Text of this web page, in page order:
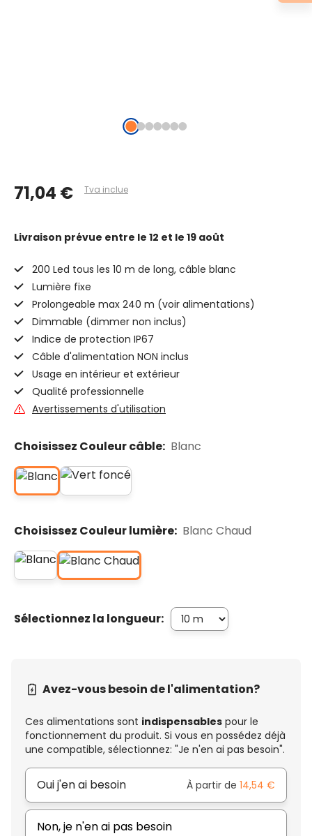
71,04 € Tva inclue
Livraison prévue entre le 12 et le 19 août
200 Led tous les 10 m de long, câble blanc
Lumière fixe
Prolongeable max 240 m (voir alimentations)
Dimmable (dimmer non inclus)
Indice de protection IP67
Câble d'alimentation NON inclus
Usage en intérieur et extérieur
Qualité professionnelle
Avertissements d'utilisation
Choisissez Couleur câble: Blanc
Choisissez Couleur lumière: Blanc Chaud
Sélectionnez la longueur:
Avez-vous besoin de l'alimentation?
Ces alimentations sont indispensables pour le
fonctionnement du produit. Si vous en possédez déjà
une compatible, sélectionnez: "Je n'en ai pas besoin".
Oui j'en ai besoin À partir de 14,54 €
Non, je n'en ai pas besoin